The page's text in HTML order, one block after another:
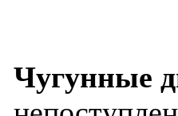
Чугунные